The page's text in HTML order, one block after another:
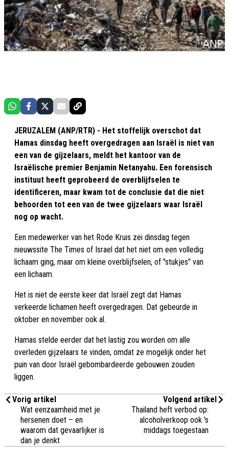
JERUZALEM (ANP/RTR) - Het stoffelijk overschot dat
Hamas dinsdag heeft overgedragen aan Israël is niet van
een van de gijzelaars, meldt het kantoor van de
Israëlische premier Benjamin Netanyahu. Een forensisch
instituut heeft geprobeerd de overblijfselen te
identificeren, maar kwam tot de conclusie dat die niet
behoorden tot een van de twee gijzelaars waar Israël
nog op wacht.
Een medewerker van het Rode Kruis zei dinsdag tegen
nieuwssite The Times of Israel dat het niet om een volledig
lichaam ging, maar om kleine overblijfselen, of "stukjes" van
een lichaam.
Het is niet de eerste keer dat Israël zegt dat Hamas
verkeerde lichamen heeft overgedragen. Dat gebeurde in
oktober en november ook al.
Hamas stelde eerder dat het lastig zou worden om alle
overleden gijzelaars te vinden, omdat ze mogelijk onder het
puin van door Israël gebombardeerde gebouwen zouden
liggen.
Vorig artikel
Wat eenzaamheid met je
hersenen doet – en
waarom dat gevaarlijker is
dan je denkt
Volgend artikel
Thailand heft verbod op:
alcoholverkoop ook 's
middags toegestaan